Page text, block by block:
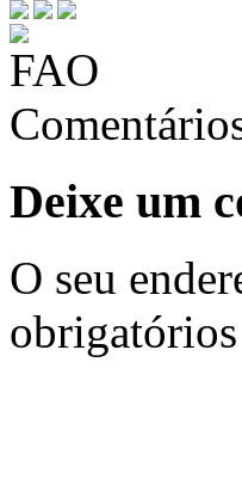
Deixe um
O seu